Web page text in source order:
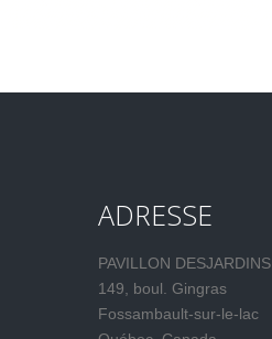
ADRESSE
PAVILLON DESJARDINS
149, boul. Gingras
Fossambault-sur-le-lac